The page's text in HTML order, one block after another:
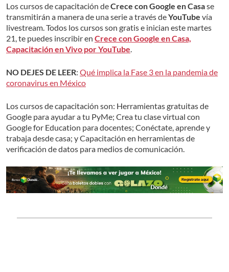
Los cursos de capacitación deCrece con Google en Casase
transmitirán a manera de una serie a través deYouTube vía
livestream. Todos los cursos son gratis e inician este martes
21, te puedes inscribir en Crece con Google en Casa,
Capacitación en Vivo por YouTube.
NO DEJES DE LEER: Qué implica la Fase 3 en la pandemia de
coronavirus en México
Los cursos de capacitación son: Herramientas gratuitas de
Google para ayudar a tu PyMe; Crea tu clase virtual con
Google for Education para docentes; Conéctate, aprende y
trabaja desde casa; y Capacitación en herramientas de
verificación de datos para medios de comunicación.